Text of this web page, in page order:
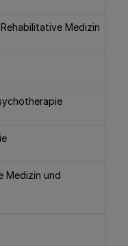
Medizin
Medizin und